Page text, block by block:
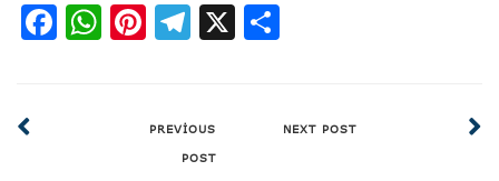
Facebook
WhatsApp
Pinterest
Telegram
X
PREVIOUS
POST
NEXT POST